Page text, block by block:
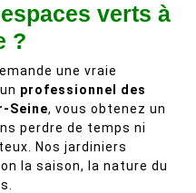
verts à
?
une vraie
professionnel des
Seine, vous obtenez un
perdre de temps ni
Nos jardiniers
la saison, la nature du